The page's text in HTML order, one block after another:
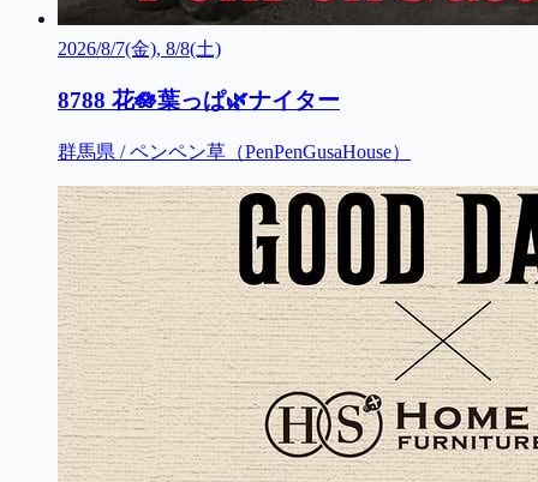
2026/8/7(金), 8/8(土)
8788 花🪷葉っぱ🌿ナイター
群馬県 / ペンペン草（PenPenGusaHouse）